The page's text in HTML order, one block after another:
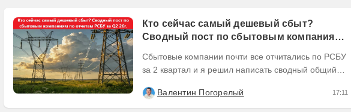
Кто сейчас самый дешевый сбыт?
Сводный пост по сбытовым компаниям
Сбытовые компании почти все отчитались по РСБУ
за 2 квартал и я решил написать сводный общий
Валентин Погорелый
17:11